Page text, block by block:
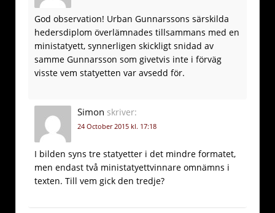
God observation! Urban Gunnarssons särskilda
hedersdiplom överlämnades tillsammans med en
ministatyett, synnerligen skickligt snidad av
samme Gunnarsson som givetvis inte i förväg
visste vem statyetten var avsedd för.
Simon skriver:
24 October 2015 kl. 17:18
I bilden syns tre statyetter i det mindre formatet,
men endast två ministatyettvinnare omnämns i
texten. Till vem gick den tredje?